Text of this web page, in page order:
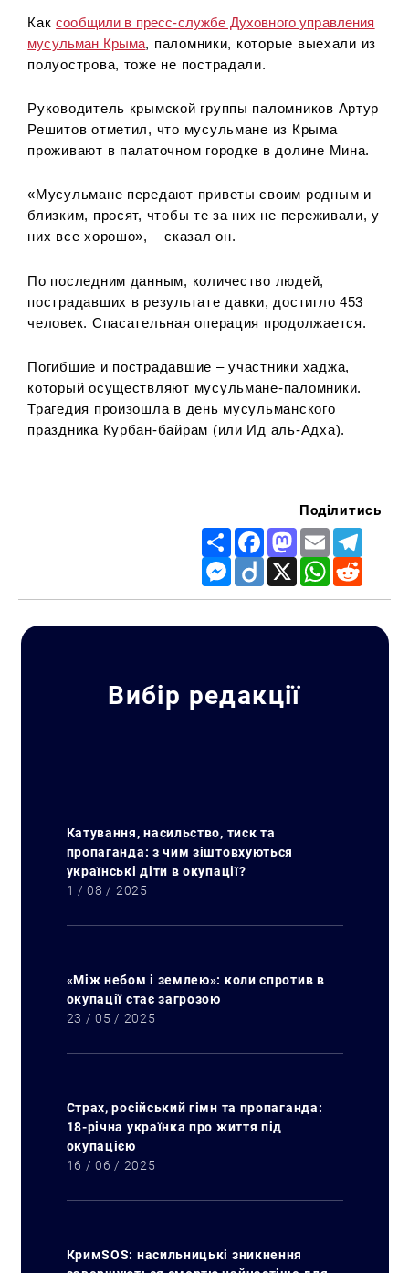
Каксообщили в пресс-службе Духовного управления
мусульман Крыма, паломники, которые выехали из
полуострова, тоже не пострадали.
Руководитель крымской группы паломников Артур
Решитов отметил, что мусульмане из Крыма
проживают в палаточном городке в долине Мина.
«Мусульмане передают приветы своим родным и
близким, просят, чтобы те за них не переживали, у
них все хорошо», – сказал он.
По последним данным, количество людей,
пострадавших в результате давки, достигло 453
человек. Спасательная операция продолжается.
Погибшие и пострадавшие – участники хаджа,
который осуществляют мусульмане-паломники.
Трагедия произошла в день мусульманского
праздника Курбан-байрам (или Ид аль-Адха).
Поділитись
Share FacebookMastodon
Email
Messenger
Diigo X WhatsApp
Вибір редакції
Катування, насильство, тиск та
пропаганда: з чим зіштовхуються
українські діти в окупації?
1 / 08 / 2025
«Між небом і землею»: коли спротив в
окупації стає загрозою
23 / 05 / 2025
Страх, російський гімн та пропаганда:
18-річна українка про життя під
окупацією
16 / 06 / 2025
КримSOS: насильницькі зникнення